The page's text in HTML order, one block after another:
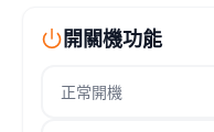
開關機功能
正常開機